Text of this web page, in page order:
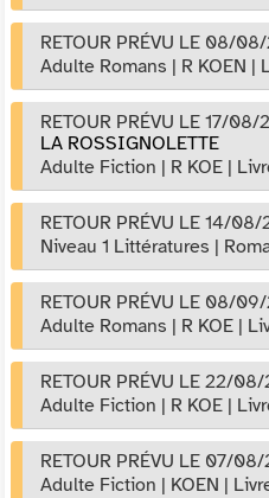
RETOUR PRÉVU LE 08/
Adulte Romans | R KOEN |
RETOUR PRÉVU LE 17/08/
LA ROSSIGNOLETTE
Adulte Fiction | R KOE |
RETOUR PRÉVU LE 14/
Niveau 1 Littératures |
RETOUR PRÉVU LE 08/
Adulte Romans | R KOE |
RETOUR PRÉVU LE 22/
Adulte Fiction | R KOE |
RETOUR PRÉVU LE 07/
Adulte Fiction | KOEN |